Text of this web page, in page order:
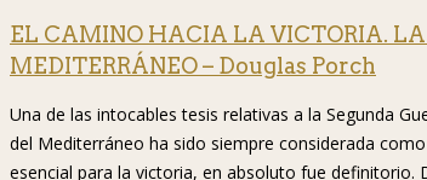
EL CAMINO HACIA LA VICTORIA.
MEDITERRÁNEO – Douglas Porch
Una de las intocables tesis relativas a la Segunda
del Mediterráneo ha sido siempre considerada
esencial para la victoria, en absoluto fue